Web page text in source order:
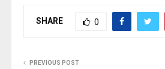
SHARE 0
PREVIOUS POST